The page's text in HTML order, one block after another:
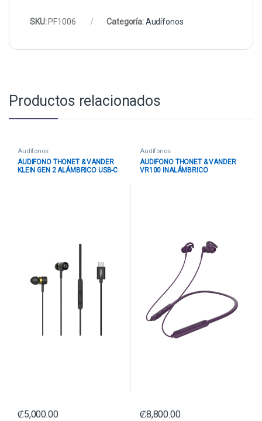
SKU: PF1006 Categoría:Audífonos
Productos relacionados
Audífonos
AUDIFONO THONET & VANDER
KLEIN GEN 2 ALÁMBRICO USB-C
₡5,000.00
Audífonos
AUDIFONO THONET & VANDER
VR100 INALÁMBRICO
₡8,800.00